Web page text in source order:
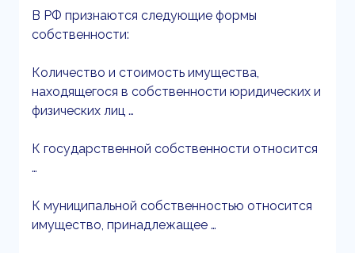
В РФ признаются следующие формы
собственности:
Количество и стоимость имущества,
находящегося в собственности юридических и
физических лиц …
К государственной собственности относится
…
К муниципальной собственностью относится
имущество, принадлежащее …